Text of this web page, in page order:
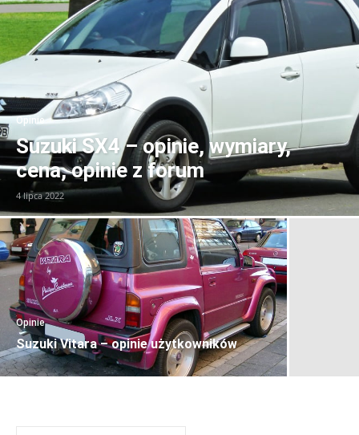
Opinie
Suzuki SX4 – opinie, wymiary,
cena, opinie z forum
4 lipca 2022
Opinie
Suzuki Vitara – opinie użytkowników